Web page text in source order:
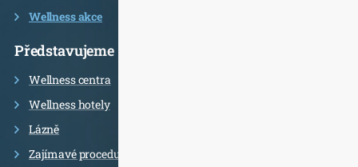
Wellness akce
Představujeme
Wellness centra
Wellness hotely
Lázně
Zajímavé procedury